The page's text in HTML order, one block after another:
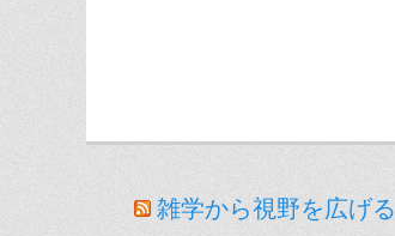
雑学から視野を広げる